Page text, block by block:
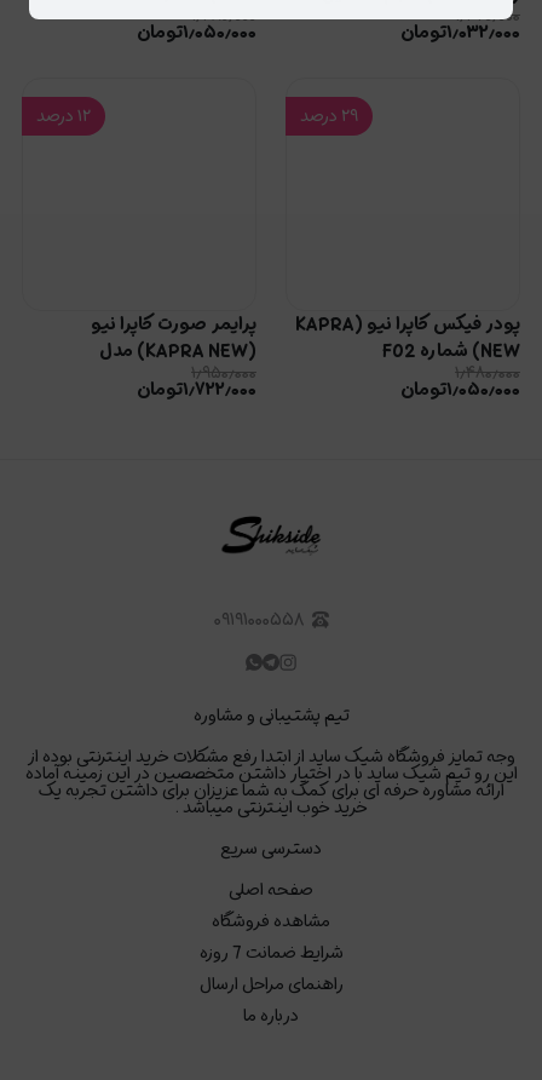
۱٫۳۲۰٫۰۰۰
۱٫۰۳۲٫۰۰۰تومان
۱٫۴۸۰٫۰۰۰
۱٫۰۵۰٫۰۰۰تومان
۲۹ درصد
پودر فیکس کاپرا نیو (KAPRA
NEW) شماره F02
۱٫۴۸۰٫۰۰۰
۱٫۰۵۰٫۰۰۰تومان
۱۲درصد
پرایمر صورت کاپرا نیو
(KAPRA NEW) مدل
MATTIFYNG
۱٫۹۵۰٫۰۰۰
۱٫۷۲۲٫۰۰۰تومان
۰۹۱۹۱۰۰۰۵۵۸
تیم پشتیبانی و مشاوره
وجه تمایز فروشگاه شیک ساید از ابتدا رفع مشکلات خرید اینترنتی بوده از
این رو تیم شیک ساید با در اختیار داشتن متخصصین در این زمینه آماده
ارائه مشاوره حرفه ای برای کمک به شما عزیزان برای داشتن تجربه یک
خرید خوب اینترنتی میباشد .
دسترسی سریع
صفحه اصلی
مشاهده فروشگاه
شرایط ضمانت 7 روزه
راهنمای مراحل ارسال
درباره ما